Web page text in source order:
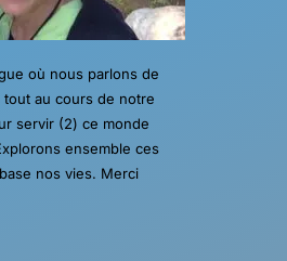
où nous parlons de
au cours de notre
servir (2) ce monde
ensemble ces
nos vies. Merci